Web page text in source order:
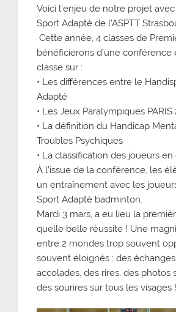
Voici l’enjeu de notre projet
Sport Adapté de l’ASPTT
Cette année, 4 classes de
bénéficierons d’une conférence
classe sur :
• Les différences entre le
Adapté
• Les Jeux Paralympiques PARIS
• La définition du Handicap
Troubles Psychiques
• La classification des joueurs
À l’issue de la conférence, les
un entraînement avec les
Sport Adapté badminton.
Mardi 3 mars, a eu lieu la
quelle belle réussite ! Une
entre 2 mondes trop souvent
souvent éloignés : des
accolades, des rires, des photos
des sourires sur tous les visages